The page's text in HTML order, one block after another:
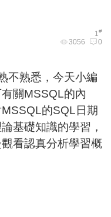
1#
3056 0
不熟悉，今天小編
關MSSQL的內
的SQL日期
基礎知識的學習，
看認真分析學習概